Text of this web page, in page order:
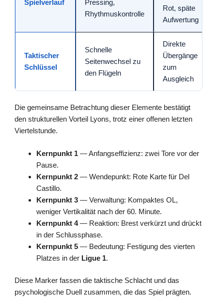
Spielverlauf
Pressing,
Rhythmuskontrolle
Rot, späte
Aufwertung
Taktischer
Schlüssel
Schnelle
Seitenwechsel zu
den Flügeln
Direkte
Übergänge
zum
Ausgleich
Die gemeinsame Betrachtung dieser Elemente bestätigt
den strukturellen Vorteil Lyons, trotz einer offenen letzten
Viertelstunde.
Kernpunkt 1 — Anfangseffizienz: zwei Tore vor der
Pause.
Kernpunkt 2 — Wendepunkt: Rote Karte für Del
Castillo.
Kernpunkt 3 — Verwaltung: Kompaktes OL,
weniger Vertikalität nach der 60. Minute.
Kernpunkt 4— Reaktion: Brest verkürzt und drückt
in der Schlussphase.
Kernpunkt 5 — Bedeutung: Festigung des vierten
Platzes in der Ligue 1.
Diese Marker fassen die taktische Schlacht und das
psychologische Duell zusammen, die das Spiel prägten.